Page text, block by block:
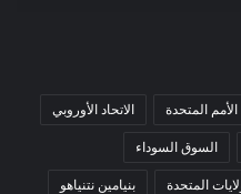
الأمم المتحدة الاتحاد الأوروبي
السوق السوداء
المتحدة بنيامين نتنياهو